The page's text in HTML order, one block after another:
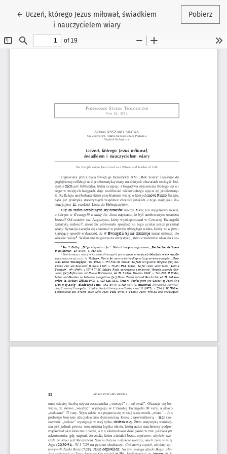
← Wróć do szczegółów artykułu
Uczeń, którego Jezus miłował, świadkiem
i nauczycielem wiary
Pobierz